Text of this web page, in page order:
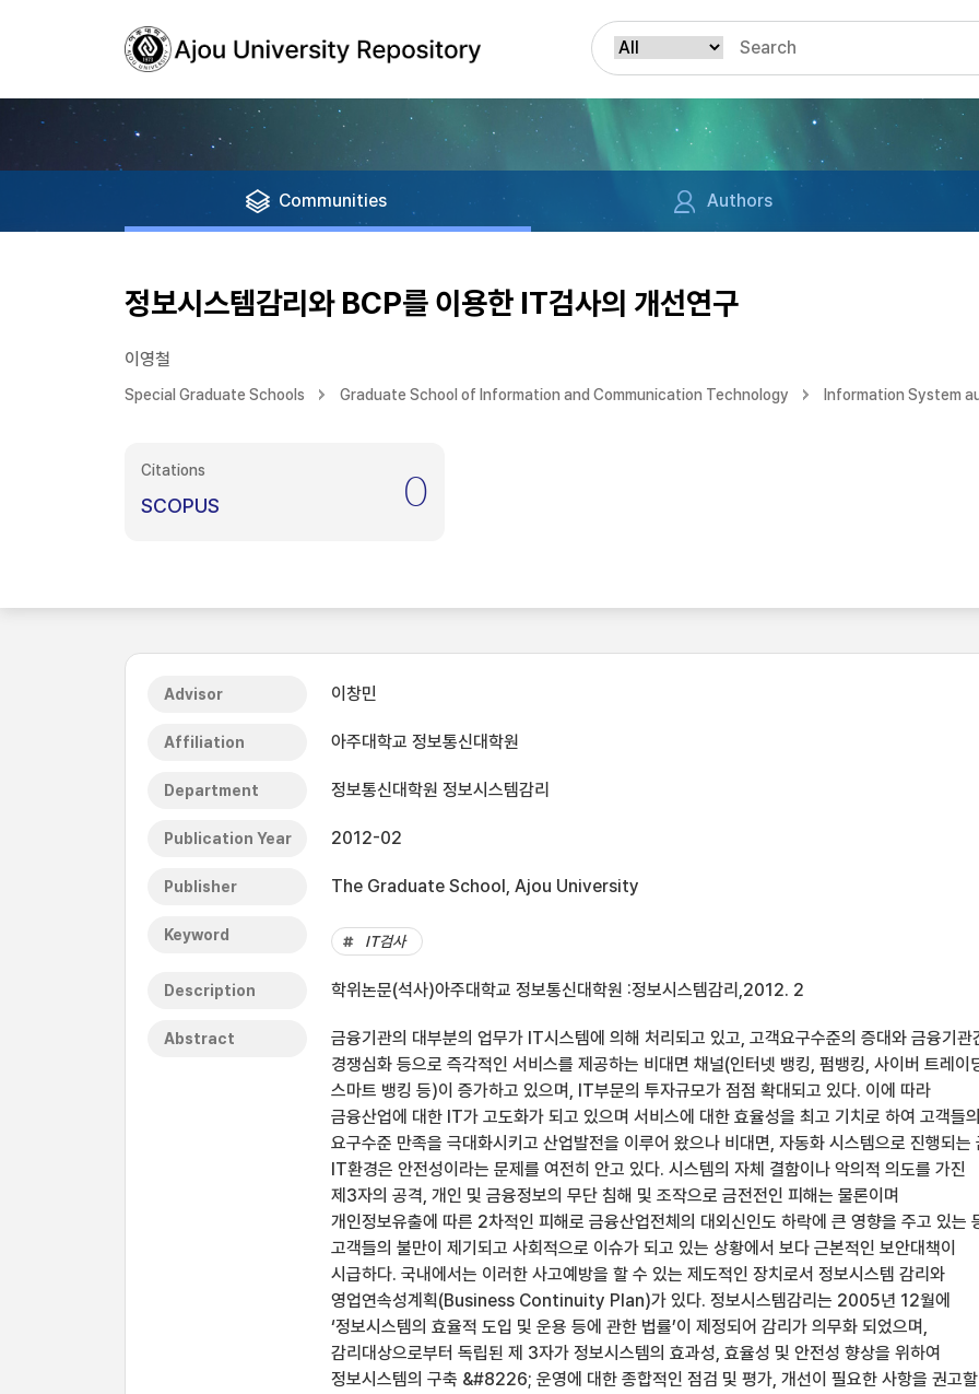
Communities Authors
정보시스템감리와 BCP를 이용한 IT검사의 개선연구
이영철
Special Graduate Schools Graduate School of Information and Communication Technology Information System
Citations
SCOPUS 0
Advisor 이창민
Affiliation 아주대학교 정보통신대학원
Department 정보통신대학원 정보시스템감리
Publication Year 2012-02
Publisher The Graduate School, Ajou University
Keyword IT검사
Description 학위논문(석사)아주대학교 정보통신대학원 :정보시스템감리,2012. 2
Abstract
금융기관의 대부분의 업무가 IT시스템에 의해 처리되고 있고, 고객요구수준의 증대와 금융기관
경쟁심화 등으로 즉각적인 서비스를 제공하는 비대면 채널(인터넷 뱅킹, 펌뱅킹, 사이버 트레이
스마트 뱅킹 등)이 증가하고 있으며, IT부문의 투자규모가 점점 확대되고 있다. 이에 따라
금융산업에 대한 IT가 고도화가 되고 있으며 서비스에 대한 효율성을 최고 기치로 하여 고객들의
요구수준 만족을 극대화시키고 산업발전을 이루어 왔으나 비대면, 자동화 시스템으로 진행되는
IT환경은 안전성이라는 문제를 여전히 안고 있다. 시스템의 자체 결함이나 악의적 의도를 가진
제3자의 공격, 개인 및 금융정보의 무단 침해 및 조작으로 금전전인 피해는 물론이며
개인정보유출에 따른 2차적인 피해로 금융산업전체의 대외신인도 하락에 큰 영향을 주고 있는
고객들의 불만이 제기되고 사회적으로 이슈가 되고 있는 상황에서 보다 근본적인 보안대책이
시급하다. 국내에서는 이러한 사고예방을 할 수 있는 제도적인 장치로서 정보시스템 감리와
영업연속성계획(Business Continuity Plan)가 있다. 정보시스템감리는 2005년 12월에
‘정보시스템의 효율적 도입 및 운용 등에 관한 법률’이 제정되어 감리가 의무화 되었으며,
감리대상으로부터 독립된 제 3자가 정보시스템의 효과성, 효율성 및 안전성 향상을 위하여
정보시스템의 구축 &#8226; 운영에 대한 종합적인 점검 및 평가, 개선이 필요한 사항을 권고